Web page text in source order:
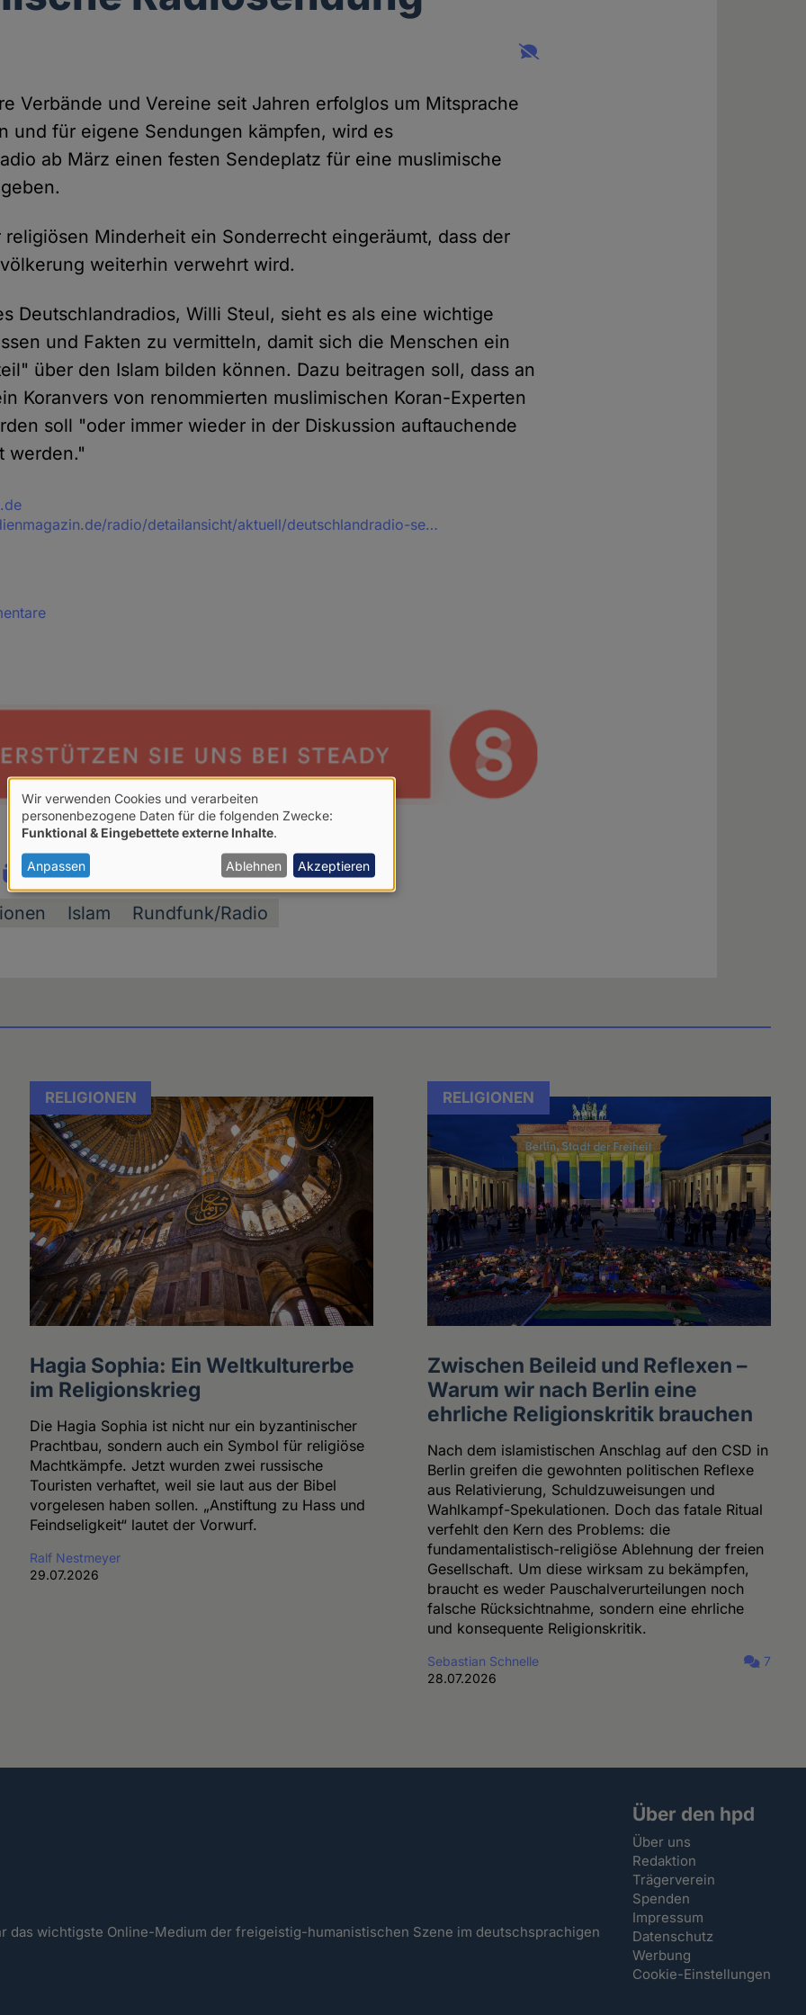
Verbände und Vereine seit Jahren erfolglos um Mitsprache
und für eigene Sendungen kämpfen, wird es
ab März einen festen Sendeplatz für eine muslimische
religiösen Minderheit ein Sonderrecht eingeräumt, dass der
weiterhin verwehrt wird.
Deutschlandradios, Willi Steul, sieht es als eine wichtige
und Fakten zu vermitteln, damit sich die Menschen ein
über den Islam bilden können. Dazu beitragen soll, dass an
Koranvers von renommierten muslimischen Koran-Experten
soll "oder immer wieder in der Diskussion auftauchende
werden."
radio/detailansicht/aktuell/deutschlandradio-se…
Islam Rundfunk/Radio
RELIGIONEN
Hagia Sophia: Ein Weltkulturerbe
im Religionskrieg
Die Hagia Sophia ist nicht nur ein byzantinischer
Prachtbau, sondern auch ein Symbol für religiöse
Machtkämpfe. Jetzt wurden zwei russische
Touristen verhaftet, weil sie laut aus der Bibel
vorgelesen haben sollen. „Anstiftung zu Hass und
Feindseligkeit“ lautet der Vorwurf.
Ralf Nestmeyer
29.07.2026
RELIGIONEN
Zwischen Beileid und Reflexen –
Warum wir nach Berlin eine
ehrliche Religionskritik brauchen
Nach dem islamistischen Anschlag auf den CSD in
Berlin greifen die gewohnten politischen Reflexe
aus Relativierung, Schuldzuweisungen und
Wahlkampf-Spekulationen. Doch das fatale Ritual
verfehlt den Kern des Problems: die
fundamentalistisch-religiöse Ablehnung der freien
Gesellschaft. Um diese wirksam zu bekämpfen,
braucht es weder Pauschalverurteilungen noch
falsche Rücksichtnahme, sondern eine ehrliche
und konsequente Religionskritik.
Sebastian Schnelle
28.07.2026
7
das wichtigste Online-Medium der freigeistig-humanistischen Szene im deutschsprachigen
Über den hpd
Über uns
Redaktion
Trägerverein
Spenden
Impressum
Datenschutz
Werbung
Cookie-Einstellungen
Verwendung
von
personenbezogenen
Daten
und
Wir verwenden Cookies und verarbeiten
personenbezogene Daten für die folgenden Zwecke:
Funktional & Eingebettete externe Inhalte.
Anpassen Ablehnen Akzeptieren